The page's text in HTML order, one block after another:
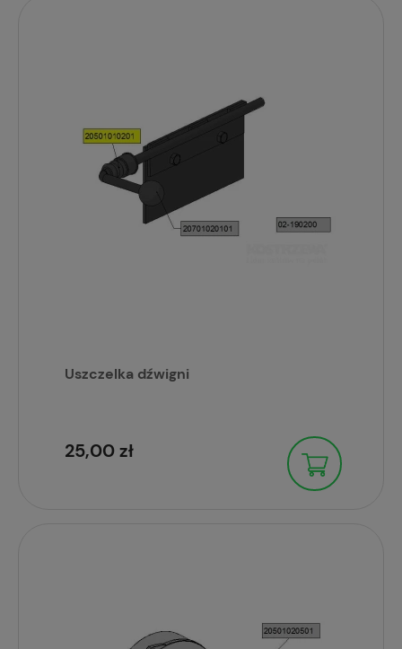
Uszczelka dźwigni
25,00 zł